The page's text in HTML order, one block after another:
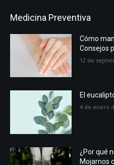
Medicina Preventiva
Cómo
Consejos
12 de
El
4 de enero
¿Por qué
Mojarnos